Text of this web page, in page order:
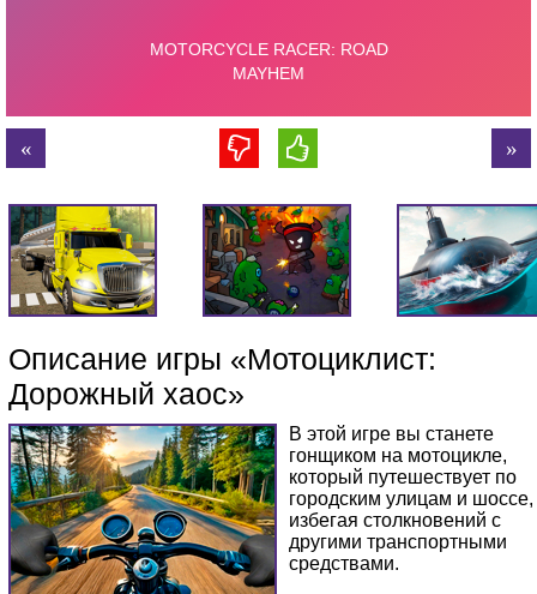
Описание игры «Мотоциклист:
Дорожный хаос»
В этой игре вы станете
гонщиком на мотоцикле,
который путешествует по
городским улицам и шоссе,
избегая столкновений с
другими транспортными
средствами.